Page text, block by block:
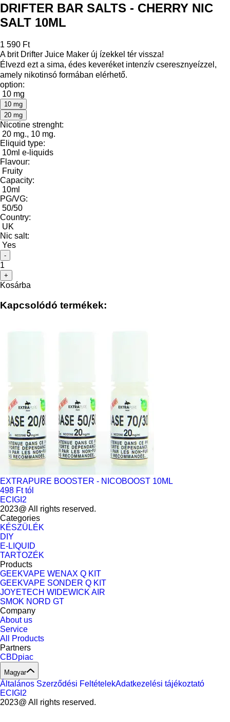
DRIFTER BAR SALTS - CHERRY NIC
SALT 10ML
1 590 Ft
A brit Drifter Juice Maker új ízekkel tér vissza!
Élvezd ezt a sima, édes keveréket intenzív cseresznyeízzel,
amely nikotinsó formában elérhető.
option:
10 mg
10 mg
20 mg
Nicotine strenght:
20 mg., 10 mg.
Eliquid type:
10ml e-liquids
Flavour:
Fruity
Capacity:
10ml
PG/VG:
50/50
Country:
UK
Nic salt:
Yes
-
1
+
Kosárba
Kapcsolódó termékek:
EXTRAPURE BOOSTER - NICOBOOST 10ML
498 Ft tól
ECIGI2
2023@ All rights reserved.
Categories
KÉSZÜLÉK
DIY
E-LIQUID
TARTOZÉK
Products
GEEKVAPE WENAX Q KIT
GEEKVAPE SONDER Q KIT
JOYETECH WIDEWICK AIR
SMOK NORD GT
Company
About us
Service
All Products
Partners
CBDpiac
Magyar
Általános Szerződési FeltételekAdatkezelési tájékoztató
ECIGI2
2023@ All rights reserved.